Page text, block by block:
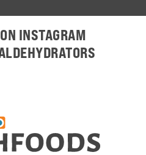
INSTAGRAM